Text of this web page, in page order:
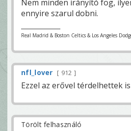
Nem minden irányító fog,
ennyire szarul dobni.
Real Madrid & Boston Celtics & Los Angeles
nfl_lover 912
Ezzel az erővel térdelhettek is
Törölt felhasználó